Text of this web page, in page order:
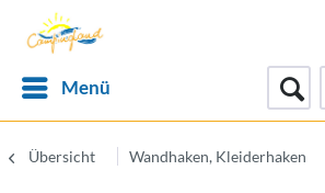
Menü
Übersicht Wandhaken, Kleiderhaken